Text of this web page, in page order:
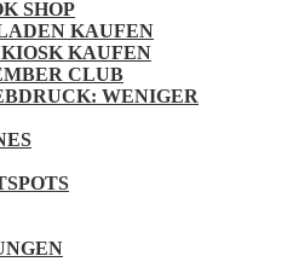
SHOP
KAUFEN
KAUFEN
CLUB
WENIGER